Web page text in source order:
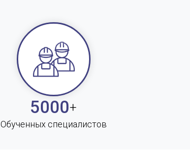
5000+
Обученных специалистов